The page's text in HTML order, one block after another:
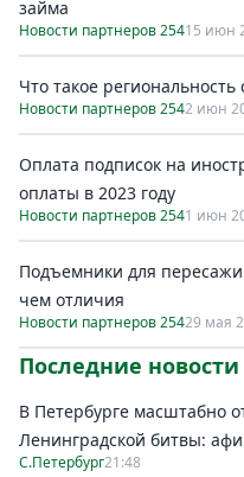
займа
Новости партнеров 25415 июн
Что такое региональность
Новости партнеров 2542 июн
Оплата подписок на
оплаты в 2023 году
Новости партнеров 2541 июн
Подъемники для
чем отличия
Новости партнеров 25429 мая
Последние новости
В Петербурге масштабно
Ленинградской битвы:
С.Петербург21:48